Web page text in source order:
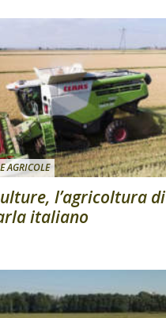
AGRICOLE
l’agricoltura di
italiano